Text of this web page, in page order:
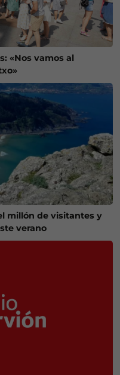
«Nos vamos al
millón de visitantes y
verano